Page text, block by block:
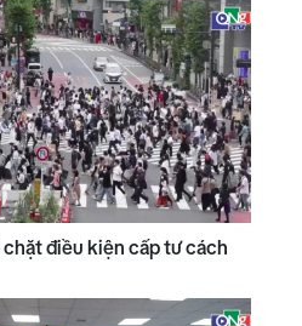
chặt điều kiện cấp tư cách